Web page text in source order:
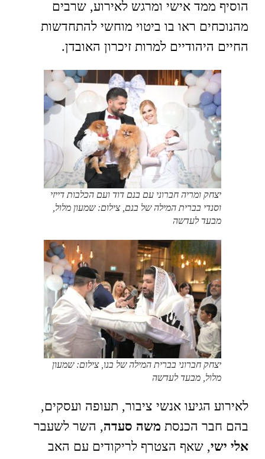
הוסיף ממד אישי ומרגש לאירוע, שרבים
מהנוכחים ראו בו ביטוי מוחשי להתחדשות
החיים היהודיים למרות זיכרון האובדן.
יצחק ומריה חברוני עם בנם דוד ועם הכלבות דייזי
וסנדי בברית המילה של בנם, צילום: שמעון מלול,
מבעד לעדשה
יצחק חברוני בברית המילה של בנו, צילום: שמעון
מלול, מבעד לעדשה
לאירוע הגיעו אנשי ציבור, תעופה ועסקים,
בהם חבר הכנסת משה סעדה, השר לשעבר
אלי ישי, שאף הצטרף לריקודים עם האב